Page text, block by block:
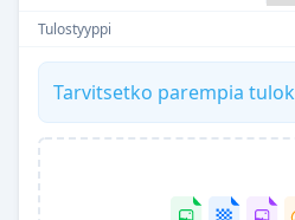
Tulostyyppi
Tarvitsetko parempia